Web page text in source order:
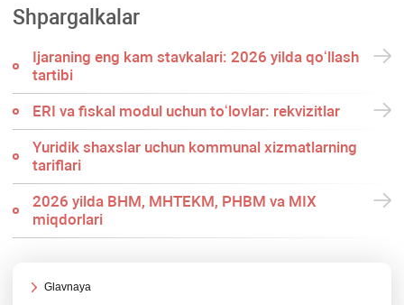
Shpargalkalar
Ijaraning eng kam stavkalari: 2026 yilda qoʻllash
tartibi
ERI va fiskal modul uchun toʻlovlar: rekvizitlar
Yuridik shaхslar uchun kommunal хizmatlarning
tariflari
2026 yilda BHM, MHTEKM, PHBM va MIX
miqdorlari
Glavnaya